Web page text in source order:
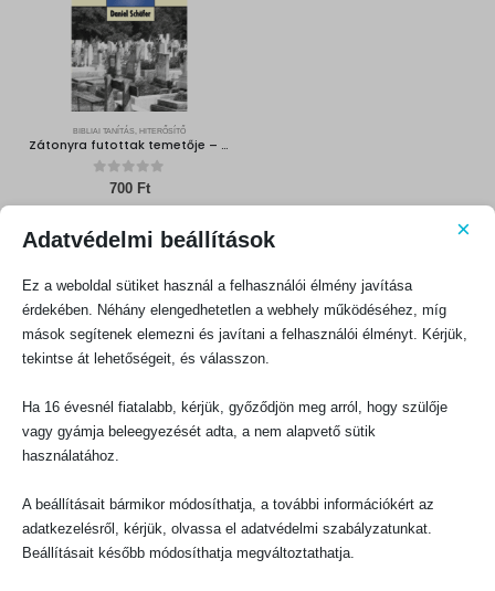
BIBLIAI TANÍTÁS, HITERŐSÍTŐ
Zátonyra futottak temetője – Figyelmeztető képek a Bibliából
out of 5
700 Ft
KOSÁRBA TESZEM
KAPCSOLATFELVÉTEL
Evangéliumi Kiadó
TELEFON:
+36-1-311-5860
Adatvédelmi beállítások ×
Ez a weboldal sütiket használ a felhasználói élmény javítása
érdekében. Néhány elengedhetetlen a webhely működéséhez, míg
mások segítenek elemezni és javítani a felhasználói élményt. Kérjük,
tekintse át lehetőségeit, és válasszon.
Ha 16 évesnél fiatalabb, kérjük, győződjön meg arról, hogy szülője
vagy gyámja beleegyezését adta, a nem alapvető sütik
használatához.
A beállításait bármikor módosíthatja, a további információkért az
adatkezelésről, kérjük, olvassa el adatvédelmi szabályzatunkat.
Beállításait később módosíthatja megváltoztathatja.